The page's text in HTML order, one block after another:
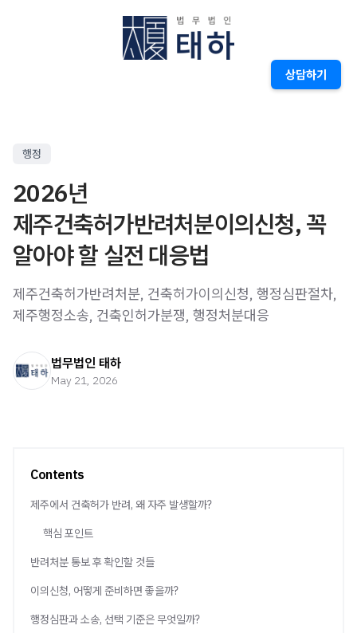
상담하기
행정
2026년
제주건축허가반려처분이의신청, 꼭
알아야 할 실전 대응법
제주건축허가반려처분, 건축허가이의신청, 행정심판절차,
제주행정소송, 건축인허가분쟁, 행정처분대응
법무법인 태하
May 21, 2026
Contents
제주에서 건축허가 반려, 왜 자주 발생할까?
핵심 포인트
반려처분 통보 후 확인할 것들
이의신청, 어떻게 준비하면 좋을까?
행정심판과 소송, 선택 기준은 무엇일까?